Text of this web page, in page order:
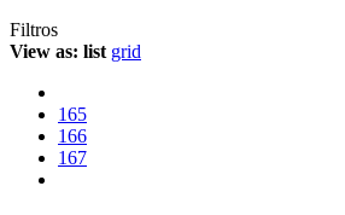
Filtros
View as: list grid
165
166
167